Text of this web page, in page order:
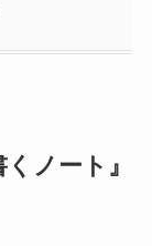
ノート』